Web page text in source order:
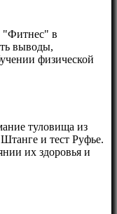
"Фитнес" в
выводы,
физической
туловища из
и тест Руфье.
их здоровья и